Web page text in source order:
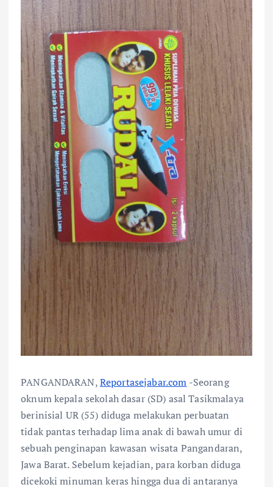
PANGANDARAN,Reportasejabar.com -Seorang
oknum kepala sekolah dasar (SD) asal Tasikmalaya
berinisial UR (55) diduga melakukan perbuatan
tidak pantas terhadap lima anak di bawah umur di
sebuah penginapan kawasan wisata Pangandaran,
Jawa Barat. Sebelum kejadian, para korban diduga
dicekoki minuman keras hingga dua di antaranya